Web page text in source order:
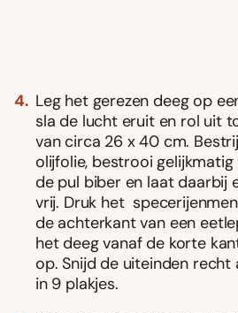
Leg het gerezen deeg op
sla de lucht eruit en rol uit
van circa 26 x 40 cm.
olijfolie, bestrooi gelijkmatig
de pul biber en laat daarbij
vrij. Druk het
de achterkant van een
het deeg vanaf de korte
op. Snijd de uiteinden recht
in 9 plakjes.